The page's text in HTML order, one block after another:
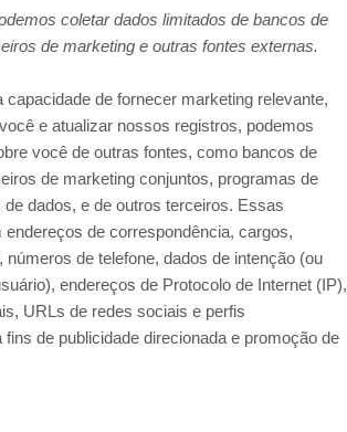
coletar dados limitados de bancos de
de marketing e outras fontes externas.
capacidade de fornecer marketing relevante,
e atualizar nossos registros, podemos
você de outras fontes, como bancos de
de marketing conjuntos, programas de
de dados, e de outros terceiros. Essas
de correspondência, cargos,
números de telefone, dados de intenção (ou
endereços de Protocolo de Internet (IP),
URLs de redes sociais e perfis
fins de publicidade direcionada e promoção de